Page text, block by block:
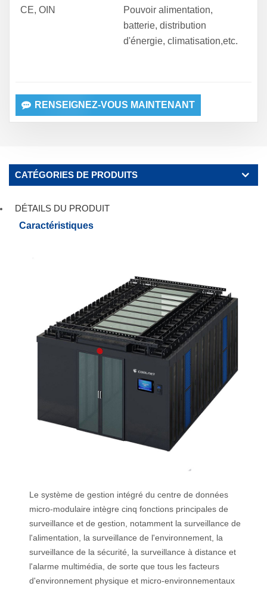
CE, OIN
Pouvoir alimentation,
batterie, distribution
d'énergie, climatisation,etc.
RENSEIGNEZ-VOUS MAINTENANT
CATÉGORIES DE PRODUITS
DÉTAILS DU PRODUIT
Caractéristiques
Le système de gestion intégré du centre de données
micro-modulaire intègre cinq fonctions principales de
surveillance et de gestion, notamment la surveillance de
l'alimentation, la surveillance de l'environnement, la
surveillance de la sécurité, la surveillance à distance et
l'alarme multimédia, de sorte que tous les facteurs
d'environnement physique et micro-environnementaux